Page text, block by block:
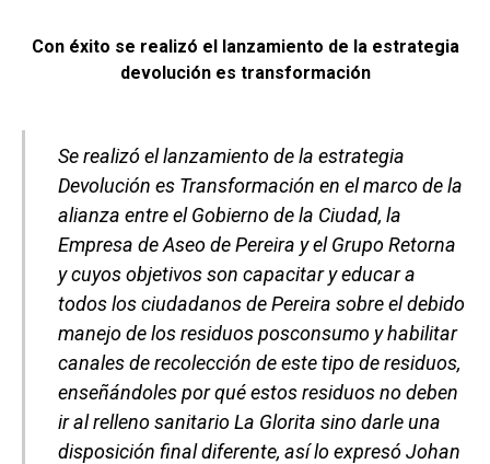
Con éxito se realizó el lanzamiento de la estrategia
devolución es transformación
Se realizó el lanzamiento de la estrategia
Devolución es Transformación en el marco de la
alianza entre el Gobierno de la Ciudad, la
Empresa de Aseo de Pereira y el Grupo Retorna
y cuyos objetivos son capacitar y educar a
todos los ciudadanos de Pereira sobre el debido
manejo de los residuos posconsumo y habilitar
canales de recolección de este tipo de residuos,
enseñándoles por qué estos residuos no deben
ir al relleno sanitario La Glorita sino darle una
disposición final diferente, así lo expresó Johan